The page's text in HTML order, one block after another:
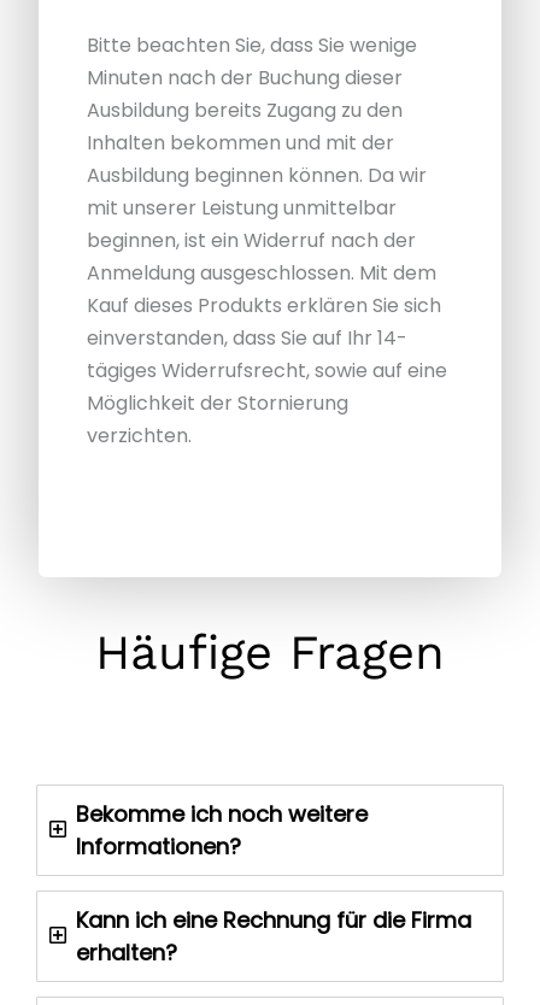
Bitte beachten Sie, dass Sie wenige
Minuten nach der Buchung dieser
Ausbildung bereits Zugang zu den
Inhalten bekommen und mit der
Ausbildung beginnen können. Da wir
mit unserer Leistung unmittelbar
beginnen, ist ein Widerruf nach der
Anmeldung ausgeschlossen. Mit dem
Kauf dieses Produkts erklären Sie sich
einverstanden, dass Sie auf Ihr 14-
tägiges Widerrufsrecht, sowie auf eine
Möglichkeit der Stornierung
verzichten.
Häufige Fragen
Bekomme ich noch weitere
Informationen?
Kann ich eine Rechnung für die Firma
erhalten?